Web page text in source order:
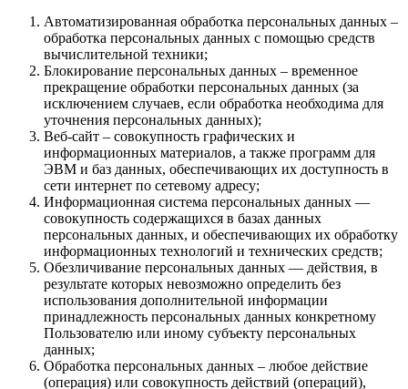
Автоматизированная обработка персональных данных –
обработка персональных данных с помощью средств
вычислительной техники;
Блокирование персональных данных – временное
прекращение обработки персональных данных (за
исключением случаев, если обработка необходима для
уточнения персональных данных);
Веб-сайт – совокупность графических и
информационных материалов, а также программ для
ЭВМ и баз данных, обеспечивающих их доступность в
сети интернет по сетевому адресу;
Информационная система персональных данных —
совокупность содержащихся в базах данных
персональных данных, и обеспечивающих их обработку
информационных технологий и технических средств;
Обезличивание персональных данных — действия, в
результате которых невозможно определить без
использования дополнительной информации
принадлежность персональных данных конкретному
Пользователю или иному субъекту персональных
данных;
Обработка персональных данных – любое действие
(операция) или совокупность действий (операций),